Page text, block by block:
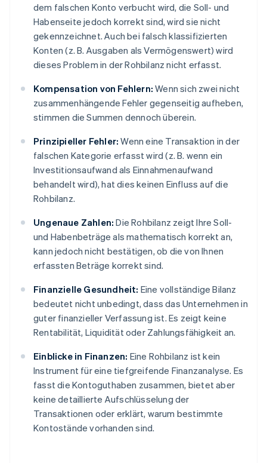
dem falschen Konto verbucht wird, die Soll- und
Habenseite jedoch korrekt sind, wird sie nicht
gekennzeichnet. Auch bei falsch klassifizierten
Konten (z. B. Ausgaben als Vermögenswert) wird
dieses Problem in der Rohbilanz nicht erfasst.
Kompensation von Fehlern: Wenn sich zwei nicht
zusammenhängende Fehler gegenseitig aufheben,
stimmen die Summen dennoch überein.
Prinzipieller Fehler: Wenn eine Transaktion in der
falschen Kategorie erfasst wird (z. B. wenn ein
Investitionsaufwand als Einnahmenaufwand
behandelt wird), hat dies keinen Einfluss auf die
Rohbilanz.
Ungenaue Zahlen: Die Rohbilanz zeigt Ihre Soll-
und Habenbeträge als mathematisch korrekt an,
kann jedoch nicht bestätigen, ob die von Ihnen
erfassten Beträge korrekt sind.
Finanzielle Gesundheit: Eine vollständige Bilanz
bedeutet nicht unbedingt, dass das Unternehmen in
guter finanzieller Verfassung ist. Es zeigt keine
Rentabilität, Liquidität oder Zahlungsfähigkeit an.
Einblicke in Finanzen: Eine Rohbilanz ist kein
Instrument für eine tiefgreifende Finanzanalyse. Es
fasst die Kontoguthaben zusammen, bietet aber
keine detaillierte Aufschlüsselung der
Transaktionen oder erklärt, warum bestimmte
Kontostände vorhanden sind.